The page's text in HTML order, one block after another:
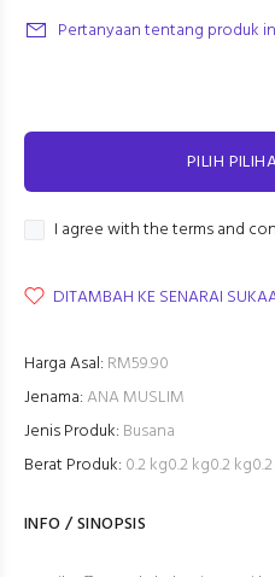
Pertanyaan tentang produk
PILIH
I agree with the terms and
DITAMBAH KE SENARAI
Harga Asal: RM59.90
Jenama:ANA MUSLIM
Jenis Produk: Busana
Berat Produk: 0.2 kg0.2 kg0.2
INFO / SINOPSIS